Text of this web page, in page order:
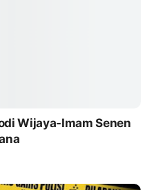
Wijaya-Imam Senen